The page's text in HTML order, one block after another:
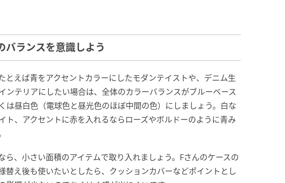
バランスを意識しよう
とえば青をアクセントカラーにしたモダンテイストや、デニム生
ンテリアにしたい場合は、全体のカラーバランスがブルーベース
は昼白色（電球色と昼光色のほぼ中間の色）にしましょう。白な
ト、アクセントに赤を入れるならローズやボルドーのように青み
ら、小さい面積のアイテムで取り入れましょう。Fさんのケースの
替え後も使いたいとしたら、クッションカバーなどポイントとし